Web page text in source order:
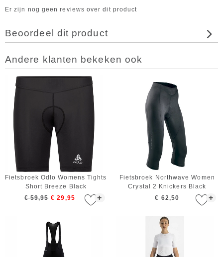
Er zijn nog geen reviews over dit product
Beoordeel dit product
Andere klanten bekeken ook
+
Fietsbroek Odlo Womens Tights
Short Breeze Black
€ 59,95 € 29,95 +
Fietsbroek Northwave Women
Crystal 2 Knickers Black
€ 62,50